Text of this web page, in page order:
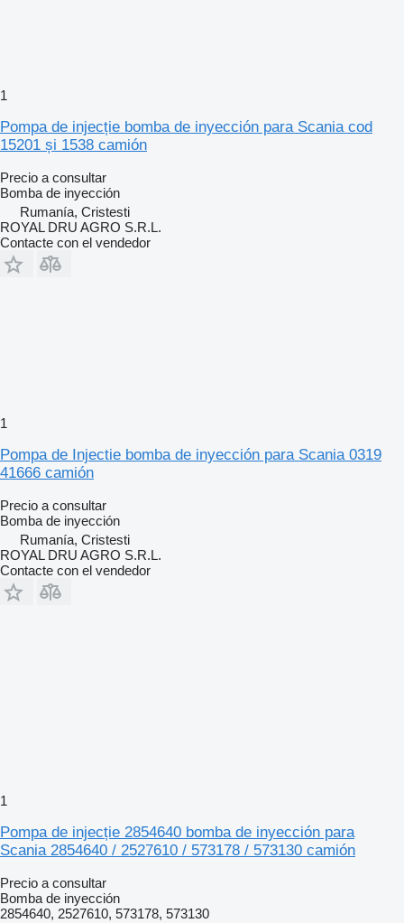
1
Pompa de injecție bomba de inyección para Scania cod
15201 și 1538 camión
Precio a consultar
Bomba de inyección
Rumanía, Cristesti
ROYAL DRU AGRO S.R.L.
Contacte con el vendedor
1
Pompa de Injectie bomba de inyección para Scania 0319
41666 camión
Precio a consultar
Bomba de inyección
Rumanía, Cristesti
ROYAL DRU AGRO S.R.L.
Contacte con el vendedor
1
Pompa de injecție 2854640 bomba de inyección para
Scania 2854640 / 2527610 / 573178 / 573130 camión
Precio a consultar
Bomba de inyección
2854640, 2527610, 573178, 573130